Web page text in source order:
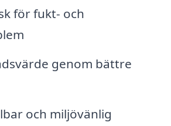
för fukt- och
genom bättre
och miljövänlig